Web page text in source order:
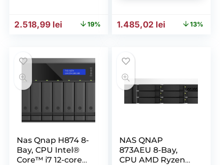
Prețul inițial a fost: 3.110,07 lei.
2.518,99 lei Prețul curent este: 2.518,99 lei.
19% Prețul inițial a fost:
1.485,02 lei Prețul13%
Nas Qnap H874 8-
Bay, CPU Intel®
Core™ i7 12-core
NAS QNAP
873AEU 8-Bay,
CPU AMD Ryzen